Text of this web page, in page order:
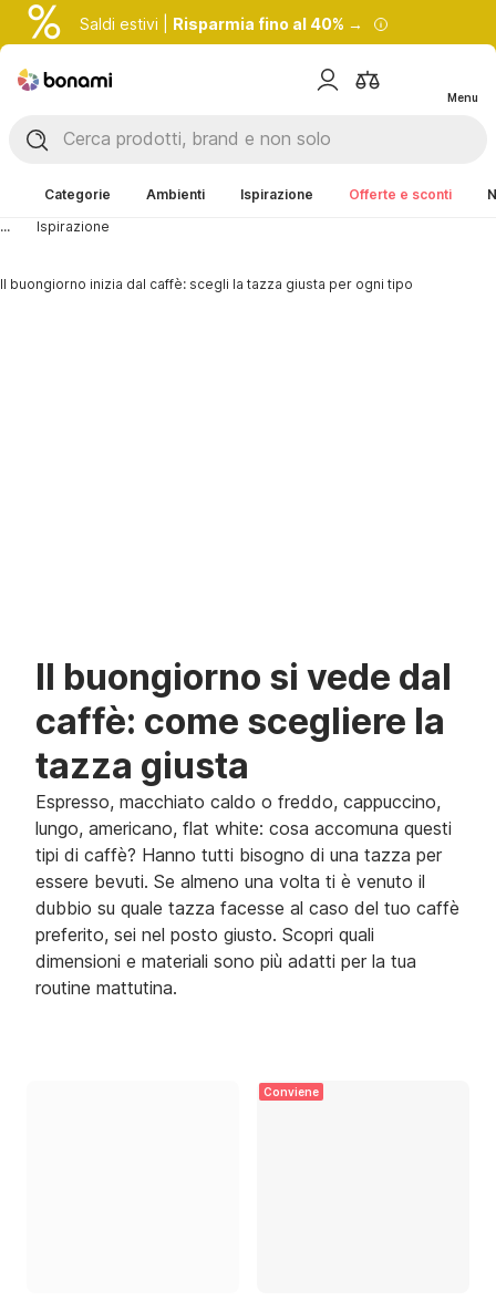
Saldi estivi | Risparmia fino al 40% →
Menu
Categorie Ambienti Ispirazione Offerte e sconti
...
Ispirazione
Il buongiorno inizia dal caffè: scegli la tazza giusta per ogni tipo
Il buongiorno si vede dal
caffè: come scegliere la
tazza giusta
Espresso, macchiato caldo o freddo, cappuccino,
lungo, americano, flat white: cosa accomuna questi
tipi di caffè? Hanno tutti bisogno di una tazza per
essere bevuti. Se almeno una volta ti è venuto il
dubbio su quale tazza facesse al caso del tuo caffè
preferito, sei nel posto giusto. Scopri quali
dimensioni e materiali sono più adatti per la tua
routine mattutina.
Conviene